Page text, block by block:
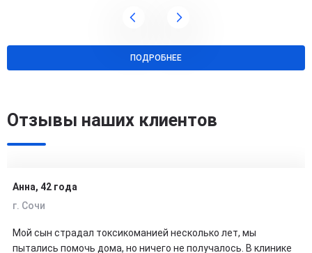
ПОДРОБНЕЕ
Отзывы наших клиентов
Анна, 42 года
г. Сочи
Мой сын страдал токсикоманией несколько лет, мы
пытались помочь дома, но ничего не получалось. В клинике